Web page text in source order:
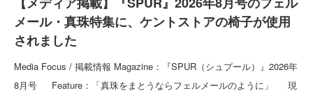
メール・真珠特集に、ケントストアの椅子が使用
されました
Media Focus / 掲載情報 Magazine：『SPUR（シュプール）』2026年
8月号 Feature：「真珠をまとうならフェルメールのように」 現